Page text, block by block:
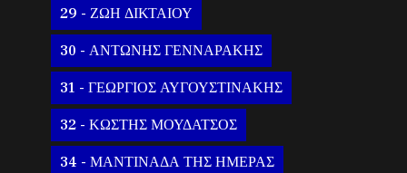
29 - ΖΩΗ ΔΙΚΤΑΙΟΥ
30 - ΑΝΤΩΝΗΣ ΓΕΝΝΑΡΑΚΗΣ
31 - ΓΕΩΡΓΙΟΣ ΑΥΓΟΥΣΤΙΝΑΚΗΣ
32 - ΚΩΣΤΗΣ ΜΟΥΔΑΤΣΟΣ
34 - ΜΑΝΤΙΝΑΔΑ ΤΗΣ ΗΜΕΡΑΣ